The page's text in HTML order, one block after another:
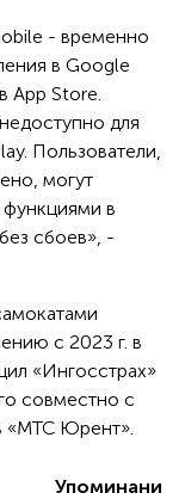
- временно
в Google
App Store.
для
Пользователи,
могут
в
сбоев», -
с 2023 г. в
«Ингосстрах»
совместно с
«МТС Юрент».
Упоминания